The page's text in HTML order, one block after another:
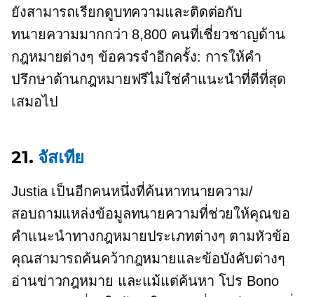
ยังสามารถเรียกดูบทความและติดต่อกับ
ทนายความมากกว่า 8,800 คนที่เชี่ยวชาญด้าน
กฎหมายต่างๆ ข้อควรจำอีกครั้ง: การให้คำ
ปรึกษาด้านกฎหมายฟรีไม่ใช่คำแนะนำที่ดีที่สุด
เสมอไป
21. จัสเทีย
Justia เป็นอีกคนหนึ่งที่ค้นหาทนายความ/
สอบถามแหล่งข้อมูลทนายความที่ช่วยให้คุณขอ
คำแนะนำทางกฎหมายประเภทต่างๆ ตามหัวข้อ
คุณสามารถค้นคว้ากฎหมายและข้อบังคับต่างๆ
อ่านข่าวกฎหมาย และแม้แต่ค้นหา โปร Bono